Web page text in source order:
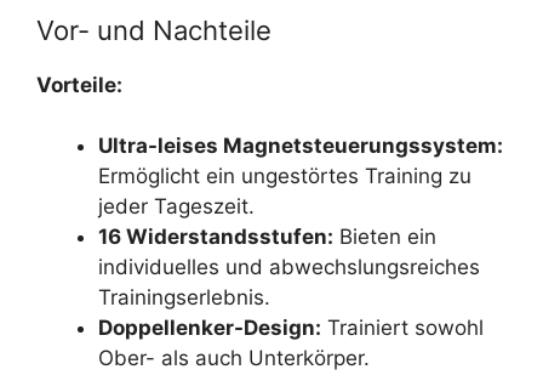
Vor- und Nachteile
Vorteile:
Ultra-leises Magnetsteuerungssystem:
Ermöglicht ein ungestörtes Training zu
jeder Tageszeit.
16 Widerstandsstufen: Bieten ein
individuelles und abwechslungsreiches
Trainingserlebnis.
Doppellenker-Design: Trainiert sowohl
Ober- als auch Unterkörper.